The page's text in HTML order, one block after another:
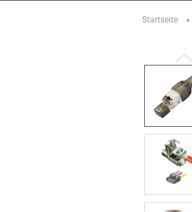
Startseite »